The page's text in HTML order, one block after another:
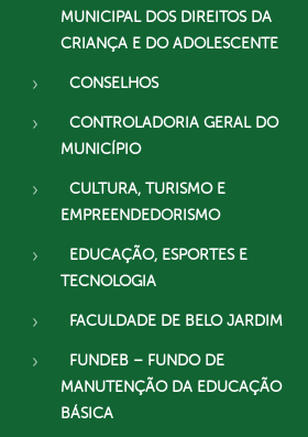
MUNICIPAL DOS DIREITOS DA
CRIANÇA E DO ADOLESCENTE
CONSELHOS
CONTROLADORIA GERAL DO
MUNICÍPIO
CULTURA, TURISMO E
EMPREENDEDORISMO
EDUCAÇÃO, ESPORTES E
TECNOLOGIA
FACULDADE DE BELO JARDIM
FUNDEB – FUNDO DE
MANUTENÇÃO DA EDUCAÇÃO
BÁSICA